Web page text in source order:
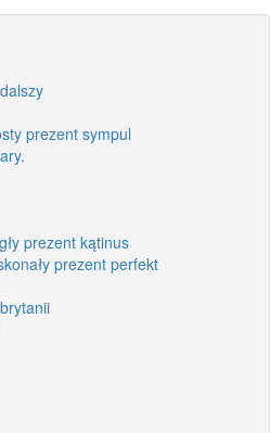
prezent sympul
prezent kątinus
prezent perfekt